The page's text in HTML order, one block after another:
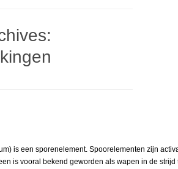
is een sporenelement. Spoorelementen zijn
is vooral bekend geworden als wapen in de